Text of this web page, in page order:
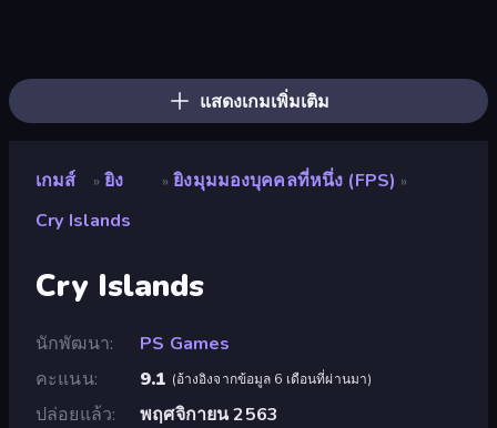
แสดงเกมเพิ่มเติม
เกมส์ » ยิง » ยิงมุมมองบุคคลที่หนึ่ง (FPS) »
Cry Islands
Cry Islands
นักพัฒนา
PS Games
คะแนน
9.1 (อ้างอิงจากข้อมูล 6 เดือนที่ผ่านมา)
ปล่อยแล้ว
พฤศจิกายน 2563